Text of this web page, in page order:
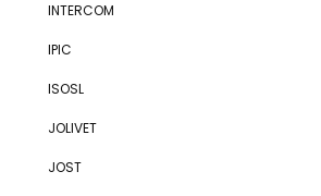
INTERCOM
IPIC
ISOSL
JOLIVET
JOST